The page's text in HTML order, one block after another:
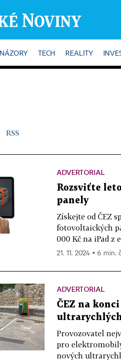
NÁZORY TECH REALITY
RSS
ADVERTORIAL
Rozsviťte
panely
Získejte od ČEZ
fotovoltaických
000 Kč na iPad z
21. 11. 2024 ▪ 6 min.
ADVERTORIAL
ČEZ na
Provozovatel
pro
nových